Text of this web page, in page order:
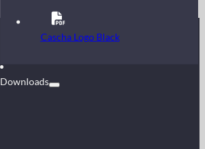
Kontakt
Downloads
Cascha Logo Black